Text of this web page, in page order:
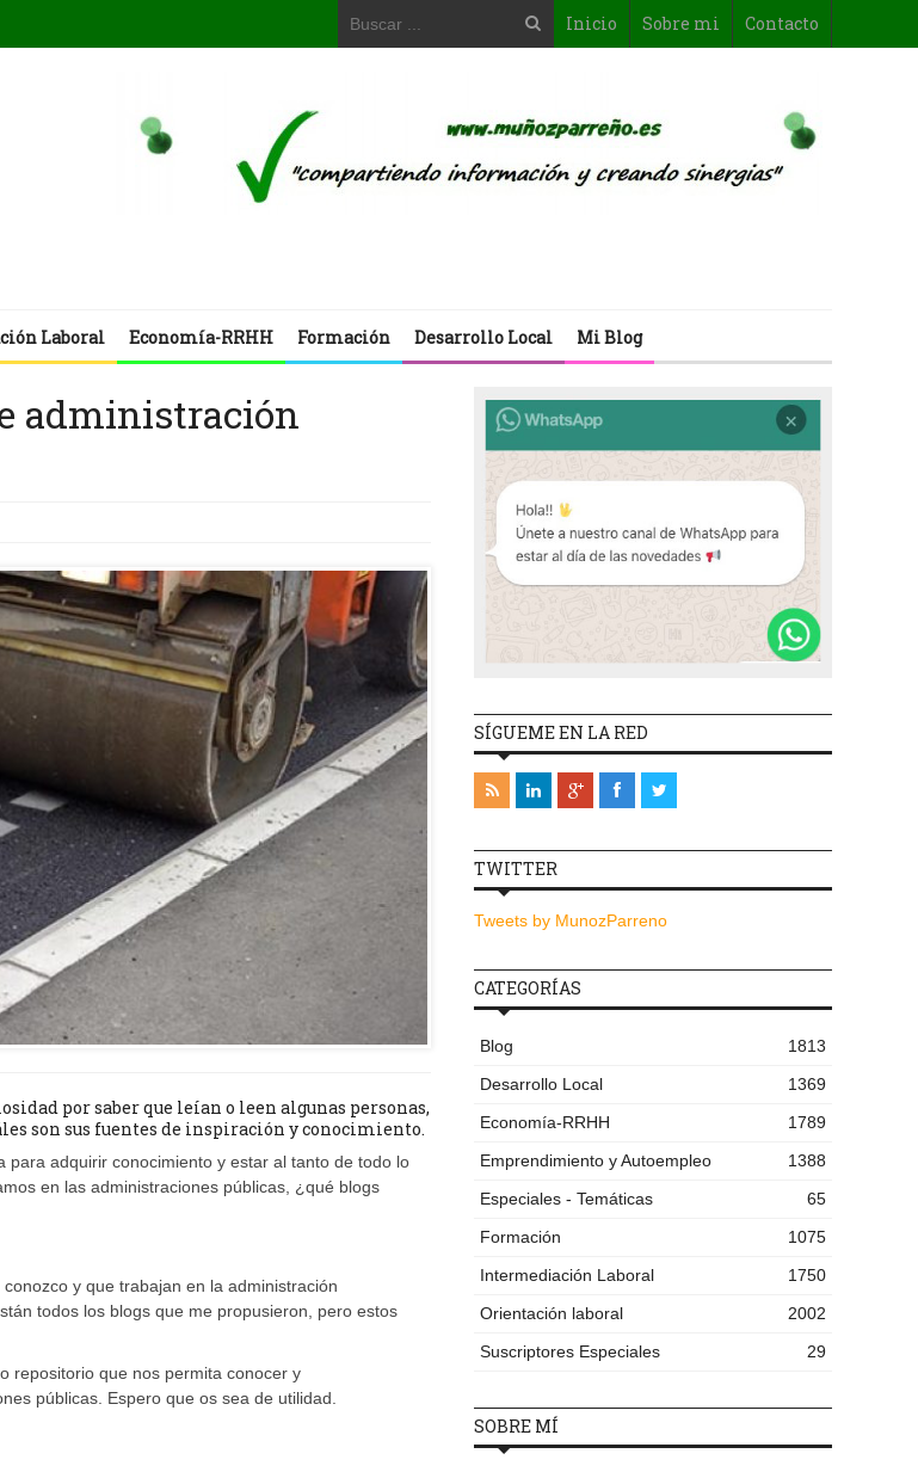
Inicio Sobre mi Contacto
Laboral Economía-RRHH Formación Desarrollo Local Mi Blog
administración
por saber que leían o leen algunas personas,
son sus fuentes de inspiración y conocimiento.
adquirir conocimiento y estar al tanto de todo lo
en las administraciones públicas, ¿qué blogs
y que trabajan en la administración
todos los blogs que me propusieron, pero estos
repositorio que nos permita conocer y
públicas. Espero que os sea de utilidad.
SÍGUEME EN LA RED
TWITTER
Tweets by MunozParreno
CATEGORÍAS
Blog
1813
Desarrollo Local
1369
Economía-RRHH
1789
Emprendimiento y Autoempleo
1388
Especiales - Temáticas
65
Formación
1075
Intermediación Laboral
1750
Orientación laboral
2002
Suscriptores Especiales
29
SOBRE MÍ